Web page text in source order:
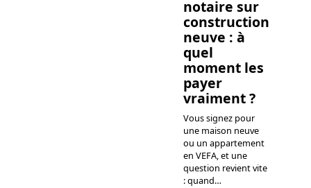
notaire sur
construction
neuve : à
quel
moment les
payer
vraiment ?
Vous signez pour
une maison neuve
ou un appartement
en VEFA, et une
question revient vite
: quand…